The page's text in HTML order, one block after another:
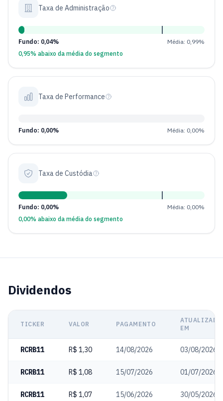
Taxa de Administração
Fundo: 0,04%
Média: 0,99%
0,95% abaixo da média do segmento
Taxa de Performance
Fundo: 0,00% Média: 0,00%
Taxa de Custódia
Fundo: 0,00%
Média: 0,00%
0,00% abaixo da média do segmento
Dividendos
TICKER VALOR PAGAMENTO
ATUALIZADO
EM
RCRB11 R$ 1,30 14/08/2026 03/08/2026
RCRB11 R$ 1,08 15/07/2026 01/07/2026
RCRB11 R$ 1,07 15/06/2026 30/05/2026